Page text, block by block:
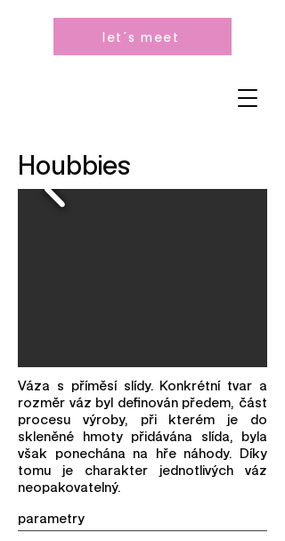
let´s meet
Houbbies
Váza s příměsí slídy. Konkrétní tvar a
rozměr váz byl definován předem, část
procesu výroby, při kterém je do
skleněné hmoty přidávána slída, byla
však ponechána na hře náhody. Díky
tomu je charakter jednotlivých váz
neopakovatelný.
parametry